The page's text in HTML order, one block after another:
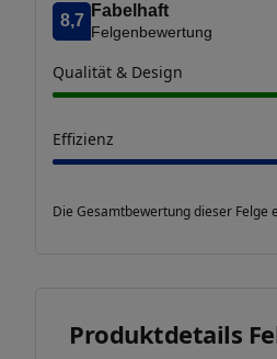
8,7
Fabelhaft
Felgenbewertung
Qualität & Design
Effizienz
Die Gesamtbewertung dieser
Produktdetails